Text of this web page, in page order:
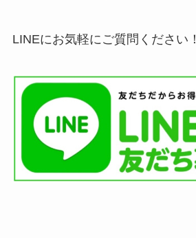
LINEにお気軽にご質問ください！